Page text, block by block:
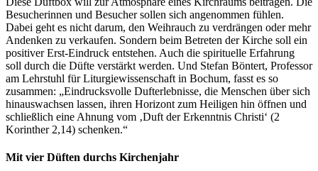
Besucherinnen und Besucher sollen sich angenommen fühlen.
Dabei geht es nicht darum, den Weihrauch zu verdrängen oder mehr
Andenken zu verkaufen. Sondern beim Betreten der Kirche soll ein
positiver Erst-Eindruck entstehen. Auch die spirituelle Erfahrung
soll durch die Düfte verstärkt werden. Und Stefan Böntert, Professor
am Lehrstuhl für Liturgiewissenschaft in Bochum, fasst es so
zusammen: „Eindrucksvolle Dufterlebnisse, die Menschen über sich
hinauswachsen lassen, ihren Horizont zum Heiligen hin öffnen und
schließlich eine Ahnung vom ‚Duft der Erkenntnis Christi‘ (2
Korinther 2,14) schenken.“
Mit vier Düften durchs Kirchenjahr